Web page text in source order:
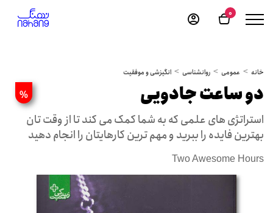
0
خانه عمومی روانشناسی انگیزشی و موفقیت
% دو ساعت جادویی
استراتژی های علمی که به شما کمک می کند تا از وقت تان
بهترین فایده را ببرید و مهم ترین کارهایتان را انجام دهید
Two Awesome Hours